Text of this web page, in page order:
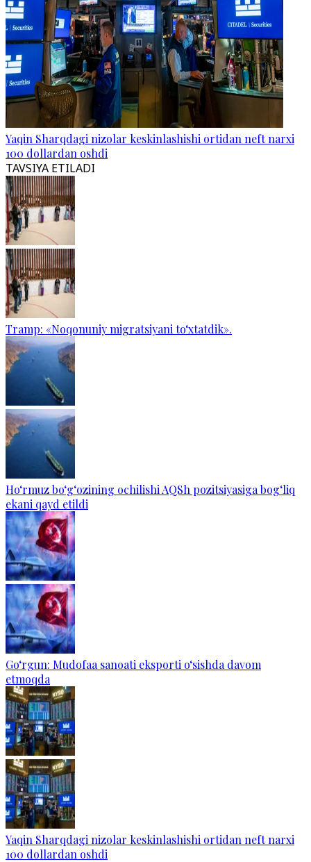
Yaqin Sharqdagi nizolar keskinlashishi ortidan neft narxi
100 dollardan oshdi
TAVSIYA ETILADI
Tramp: «Noqonuniy migratsiyani to‘xtatdik».
Ho‘rmuz bo‘g‘ozining ochilishi AQSh pozitsiyasiga bog‘liq
ekani qayd etildi
Go‘rgun: Mudofaa sanoati eksporti o‘sishda davom
etmoqda
Yaqin Sharqdagi nizolar keskinlashishi ortidan neft narxi
100 dollardan oshdi